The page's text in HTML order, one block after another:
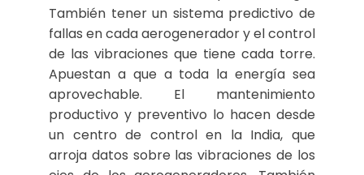
También tener un sistema predictivo de
fallas en cada aerogenerador y el control
de las vibraciones que tiene cada torre.
Apuestan a que a toda la energía sea
aprovechable. El mantenimiento
productivo y preventivo lo hacen desde
un centro de control en la India, que
arroja datos sobre las vibraciones de los